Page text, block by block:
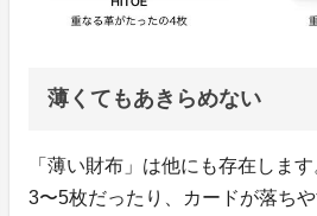
薄くてもあきらめない
「薄い財布」は他にも存在しま
3〜5枚だったり、カードが落ち